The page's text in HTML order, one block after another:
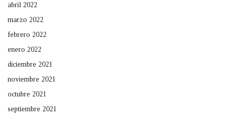
abril 2022
marzo 2022
febrero 2022
enero 2022
diciembre 2021
noviembre 2021
octubre 2021
septiembre 2021